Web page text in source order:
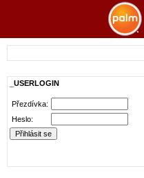
_USERLOGIN
Přezdívka:
Heslo: